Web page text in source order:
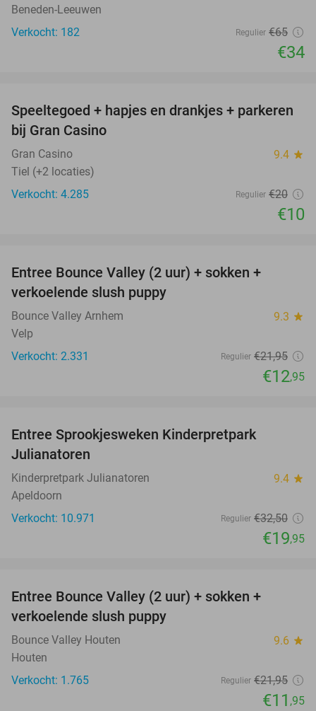
Beneden-Leeuwen
Verkocht: 182
Regulier €65
€34
50%
Speeltegoed + hapjes en drankjes + parkeren
bij Gran Casino
Gran Casino 9.4 star
Tiel (+2 locaties)
Verkocht: 4.285
Regulier €20
€10
Entree Bounce Valley (2 uur) + sokken +
verkoelende slush puppy
Bounce Valley Arnhem 9.3 star
Velp
Verkocht: 2.331
Regulier €21,95
€12,95
Entree Sprookjesweken Kinderpretpark
Julianatoren
Kinderpretpark Julianatoren 9.4 star
Apeldoorn
Verkocht: 10.971
Regulier €32,50
€19,95
Entree Bounce Valley (2 uur) + sokken +
verkoelende slush puppy
Bounce Valley Houten 9.6 star
Houten
Verkocht: 1.765
Regulier €21,95
€11 ,95